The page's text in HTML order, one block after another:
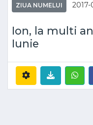
ZIUA NUMELUI 2017-
Ion, la multi
Iunie